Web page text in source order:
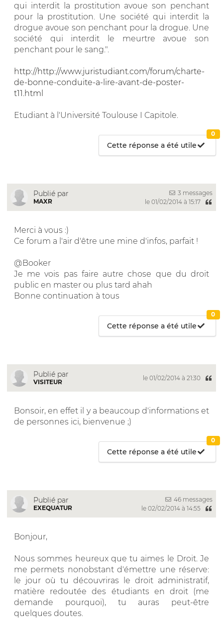
qui interdit la prostitution avoue son penchant
pour la prostitution. Une société qui interdit la
drogue avoue son penchant pour la drogue. Une
société qui interdit le meurtre avoue son
penchant pour le sang.".
http://http://www.juristudiant.com/forum/charte-
de-bonne-conduite-a-lire-avant-de-poster-
t11.html
Etudiant à l'Université Toulouse I Capitole.
Cette réponse a été utile
0
Publié par
MAXR
3 messages
le 01/02/2014 à 15:17
Merci à vous :)
Ce forum a l'air d'être une mine d'infos, parfait !
@Booker
Je me vois pas faire autre chose que du droit
public en master ou plus tard ahah
Bonne continuation à tous
Cette réponse a été utile
0
Publié par
VISITEUR
le 01/02/2014 à 21:30
Bonsoir, en effet il y a beaucoup d'informations et
de personnes ici, bienvenue ;)
Cette réponse a été utile
0
Publié par
EXEQUATUR
46 messages
le 02/02/2014 à 14:55
Bonjour,
Nous sommes heureux que tu aimes le Droit. Je
me permets nonobstant d'émettre une réserve:
le jour où tu découvriras le droit administratif,
matière redoutée des étudiants en droit (me
demande pourquoi), tu auras peut-être
quelques doutes.